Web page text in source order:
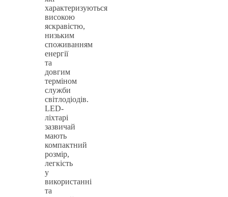
характеризуються
високою
яскравістю,
низьким
споживанням
енергії
та
довгим
терміном
служби
світлодіодів.
LED-
ліхтарі
зазвичай
мають
компактний
розмір,
легкість
у
використанні
та